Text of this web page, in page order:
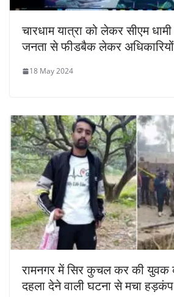
चारधाम यात्रा को लेकर सीएम
जनता से फीडबैक लेकर अधिकारियों
18 May 2024
रामनगर में सिर कुचल कर की युवक
दहला देने वाली घटना से मचा हड़कंप